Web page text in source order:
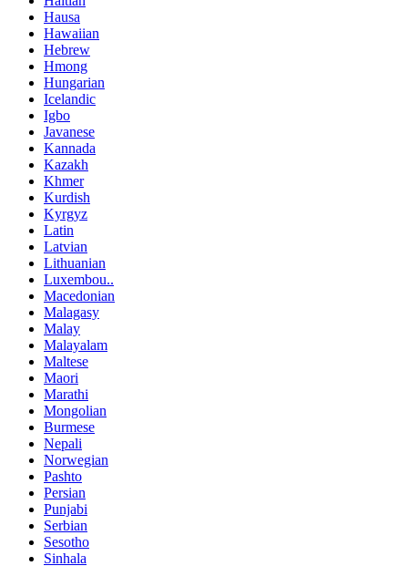
Hausa
Hawaiian
Hebrew
Hmong
Hungarian
Icelandic
Igbo
Javanese
Kannada
Kazakh
Khmer
Kurdish
Kyrgyz
Latin
Latvian
Lithuanian
Luxembou..
Macedonian
Malagasy
Malay
Malayalam
Maltese
Maori
Marathi
Mongolian
Burmese
Nepali
Norwegian
Pashto
Persian
Punjabi
Serbian
Sesotho
Sinhala